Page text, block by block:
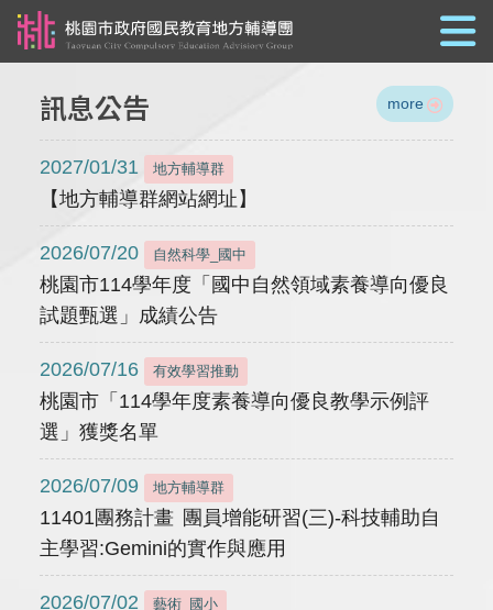
訊息公告 more
2027/01/31 地方輔導群
【地方輔導群網站網址】
2026/07/20 自然科學_國中
桃園市114學年度「國中自然領域素養導向優良
試題甄選」成績公告
2026/07/16 有效學習推動
桃園市「114學年度素養導向優良教學示例評
選」獲獎名單
2026/07/09 地方輔導群
11401團務計畫 團員增能研習(三)-科技輔助自
主學習:Gemini的實作與應用
2026/07/02 藝術_國小